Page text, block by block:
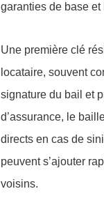
garanties de base et
Une première clé
locataire, souvent
signature du bail et
d’assurance, le
directs en cas de
peuvent s’ajouter
voisins.